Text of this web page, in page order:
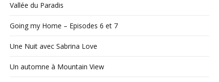
Vallée du Paradis
Going my Home – Episodes 6 et 7
Une Nuit avec Sabrina Love
Un automne à Mountain View